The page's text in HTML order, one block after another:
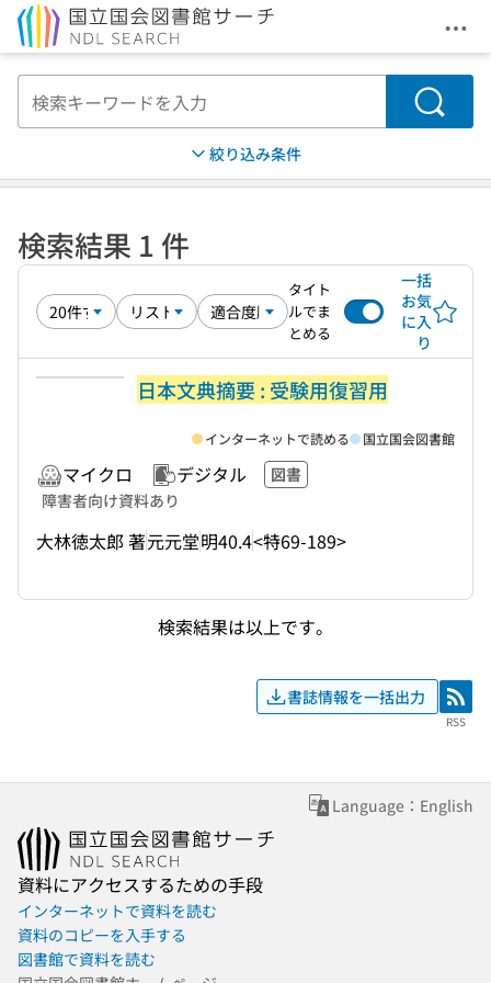
メ
検索
絞り込み条件
検索結果 1 件
タイト
ルでま
とめる
一括
お気
に入
り
日本文典摘要 : 受験用復習用
マイクロ デジタル
図書
障害者向け資料あり
大林徳太郎 著元元堂明40.4<特69-189>
インターネットで読める 国立国会図書館
検索結果は以上です。
書誌情報を一括出力 RSS
RSS
Language：English
資料にアクセスするための手段
インターネットで資料を読む
資料のコピーを入手する
図書館で資料を読む